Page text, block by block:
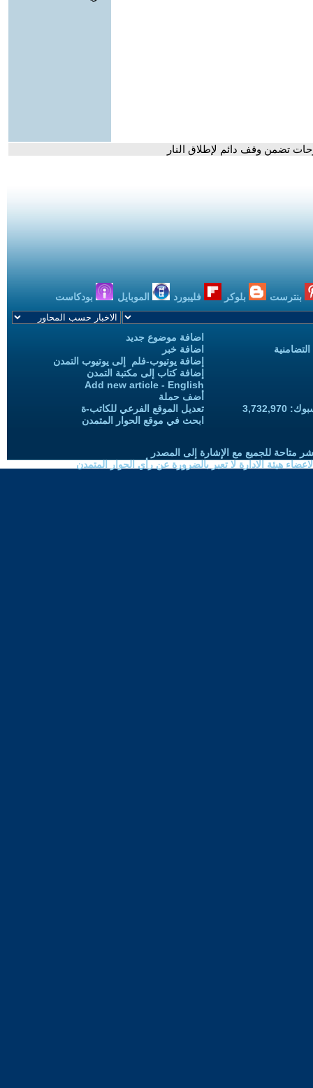
تضمن وقف دائم لإطلاق النار
بنترست بلوكر فليبورد الموبايل بودكاست
اضافة موضوع جديد
اضافة خبر
إضافة يوتيوب-فلم إلى يوتيوب التمدن
إضافة كتاب إلى مكتبة التمدن
Add new article - English
أضف حملة
تعديل الموقع الفرعي للكاتب-ة
ابحث في موقع الحوار المتمدن
متاحة للجميع مع الإشارة إلى المصدر
هيئة الادارة لا تعبر بالضرورة عن رأي الحوار المتمدن